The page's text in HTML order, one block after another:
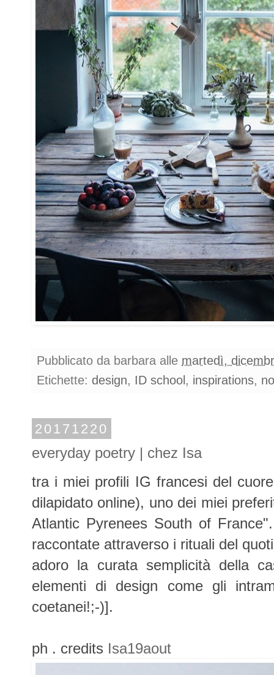
Pubblicato da barbara alle martedì,
Etichette: design, ID school, inspirations,
20171220
everyday poetry | chez Isa
tra i miei profili IG francesi del
dilapidato online), uno dei miei
Atlantic Pyrenees South of
raccontate attraverso i rituali del
adoro la curata semplicità della
elementi di design come gli
coetanei!;-)].
ph . credits Isa19aout